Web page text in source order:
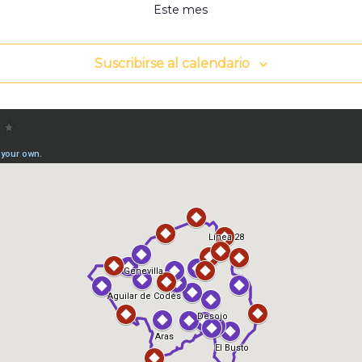
Este mes
Suscribirse al calendario